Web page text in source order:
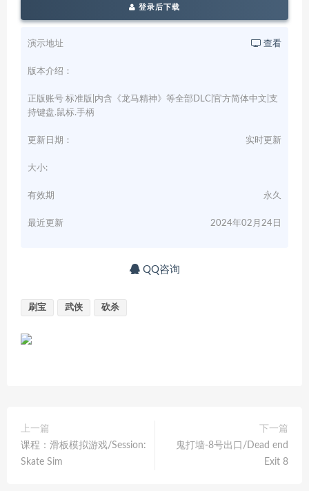
登录后下载
演示地址 查看
版本介绍：
正版账号 标准版|内含《龙马精神》等全部DLC|官方简体中文|支
持键盘.鼠标.手柄
更新日期： 实时更新
大小:
有效期 永久
最近更新 2024年02月24日
QQ咨询
刷宝 武侠 砍杀
上一篇
课程：滑板模拟游戏/Session:
Skate Sim
下一篇
鬼打墙-8号出口/Dead end
Exit 8